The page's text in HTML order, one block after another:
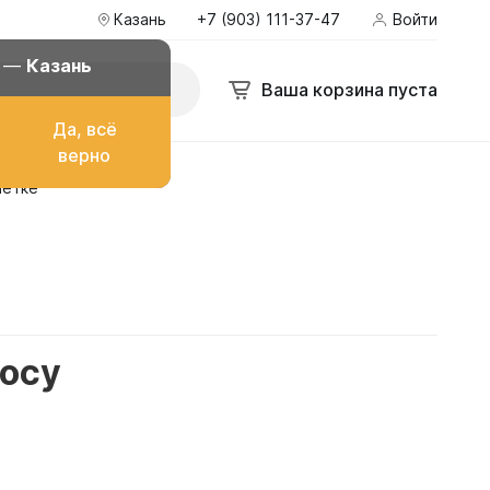
Казань
— Казань
Да, всё
верно
+7 (903) 111-37-47 Войти
Ваша корзина пуста
топлива